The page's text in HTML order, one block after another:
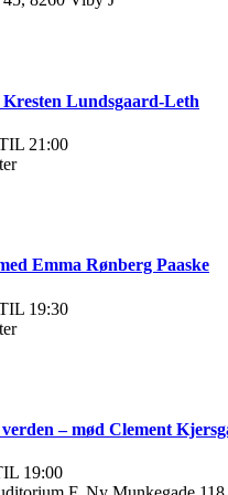
Lundsgaard-Leth
21:00
Emma Rønberg Paaske
19:30
– mød Clement
19:00